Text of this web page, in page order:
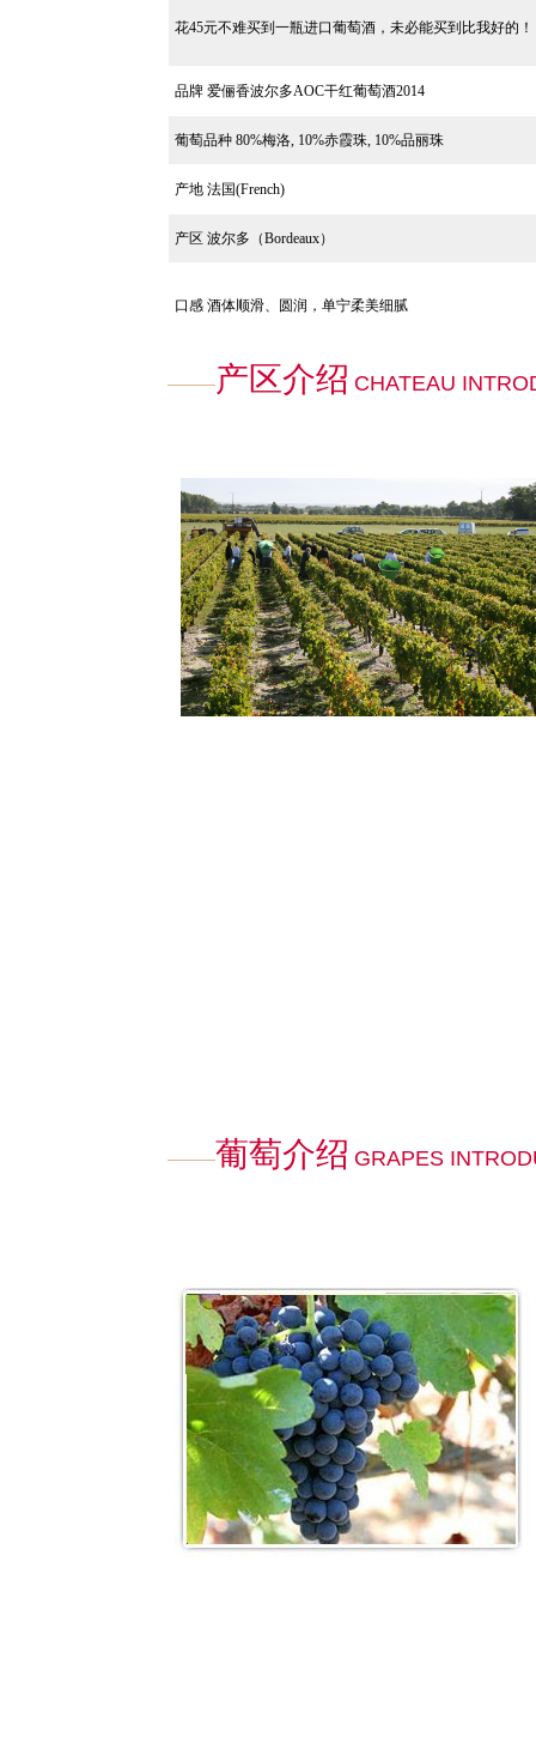
花45元不难买到一瓶进口葡萄酒，未必能买到比我好的！
品牌 爱俪香波尔多AOC干红葡萄酒2014
葡萄品种 80%梅洛, 10%赤霞珠, 10%品丽珠
产地 法国(French)
产区 波尔多（Bordeaux）
口感 酒体顺滑、圆润，单宁柔美细腻
产区介绍 CHATEAU
葡萄介绍 GRAPES